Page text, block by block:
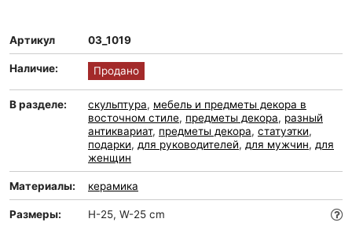
Артикул 03_1019
Наличие: Продано
В разделе: скульптура, мебель и предметы декора в
восточном стиле, предметы декора, разный
антиквариат, предметы декора, статуэтки,
подарки, для руководителей, для мужчин, для
женщин
Материалы: керамика
Размеры: H-25, W-25 cm